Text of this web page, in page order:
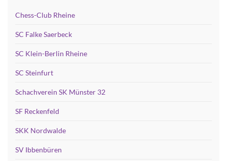
Chess-Club Rheine
SC Falke Saerbeck
SC Klein-Berlin Rheine
SC Steinfurt
Schachverein SK Münster 32
SF Reckenfeld
SKK Nordwalde
SV Ibbenbüren